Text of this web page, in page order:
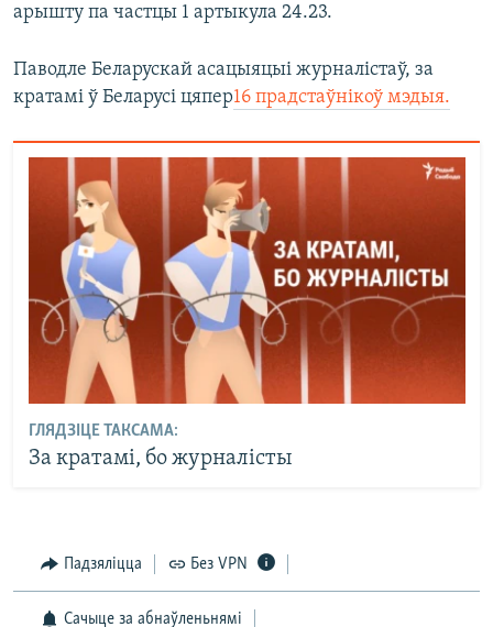
арышту па частцы 1 артыкула 24.23.
Паводле Беларускай асацыяцыі журналістаў, за
кратамі ў Беларусі цяпер16 прадстаўнікоў мэдыя.
ГЛЯДЗІЦЕ ТАКСАМА:
За кратамі, бо журналісты
Падзяліцца Без VPN
Сачыце за абнаўленьнямі